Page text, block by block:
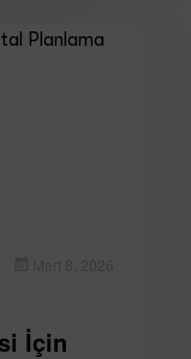
İçin